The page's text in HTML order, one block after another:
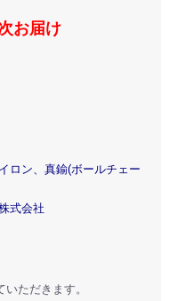
お届け
ロン、真鍮(ボールチェー
式会社
ただきます。